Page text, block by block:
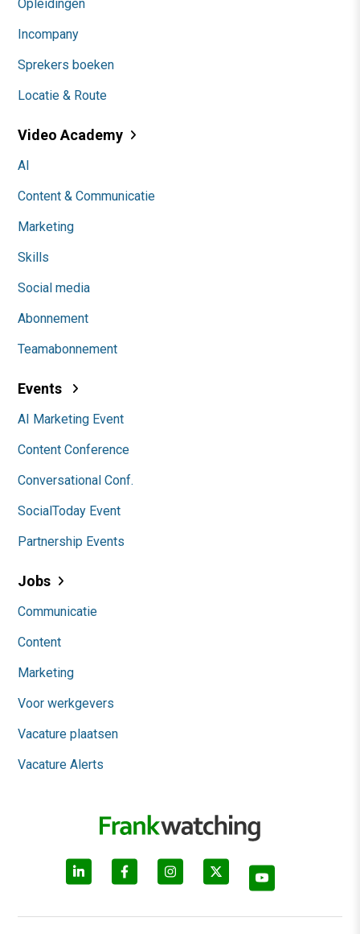
Opleidingen
Incompany
Sprekers boeken
Locatie & Route
Video Academy
AI
Content & Communicatie
Marketing
Skills
Social media
Abonnement
Teamabonnement
Events
AI Marketing Event
Content Conference
Conversational Conf.
SocialToday Event
Partnership Events
Jobs
Communicatie
Content
Marketing
Voor werkgevers
Vacature plaatsen
Vacature Alerts